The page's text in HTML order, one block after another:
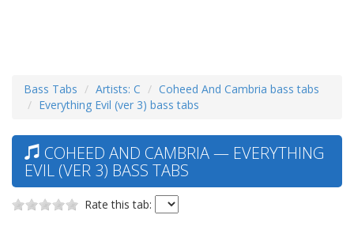
Bass Tabs Artists: C
Coheed And Cambria bass tabs
Everything Evil (ver 3) bass tabs
COHEED AND CAMBRIA — EVERYTHING
EVIL (VER 3) BASS TABS
Rate this tab: